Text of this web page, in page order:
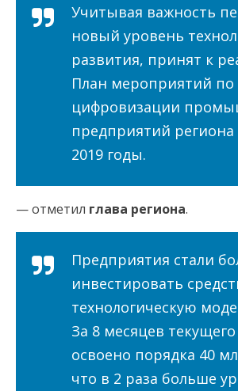
Учитывая важность
новый уровень
развития, принят к
План мероприятий по
цифровизации
предприятий региона
2019 годы.
— отметил глава региона.
Предприятия стали
инвестировать
технологическую
За 8 месяцев
освоено порядка 40
что в 2 раза больше